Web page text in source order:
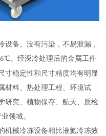
设备。没有污染，不易泄漏，
℃。经深冷处理后的金属工件
寸稳定性和尺寸精度均有明显
材料、热处理工程、环境试
研究、植物保存、航天、质检
领域。
械冷冻设备相比液氮冷冻效